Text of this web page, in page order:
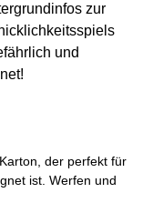
zur
und
überspringen